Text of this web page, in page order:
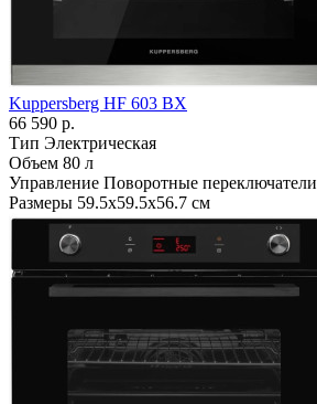
Kuppersberg HF 603 BX
66 590 р.
Тип Электрическая
Объем 80 л
Управление Поворотные переключатели
Размеры 59.5х59.5х56.7 см